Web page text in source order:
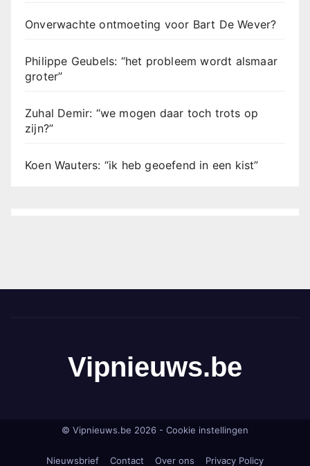
Onverwachte ontmoeting voor Bart De Wever?
Philippe Geubels: “het probleem wordt alsmaar
groter”
Zuhal Demir: “we mogen daar toch trots op
zijn?”
Koen Wauters: “ik heb geoefend in een kist”
Vipnieuws.be
© Vipnieuws.be 2026 - Cookie instellingen
Nieuwsbrief Contact Over ons Privacy Policy